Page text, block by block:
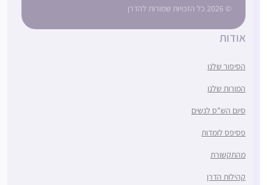
אודות
הסיפור שלנו
המורות שלנו
סיום הש”ס לנשים
פסיפס לומדות
מהתקשורת
קהילות הדרן